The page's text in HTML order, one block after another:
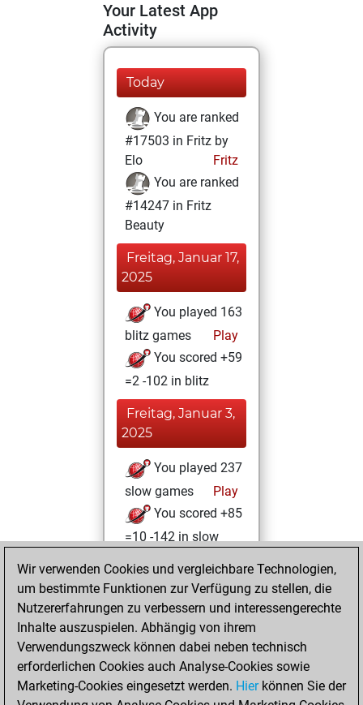
Your Latest App
Activity
Today
You are ranked
#17503 in Fritz by
Elo
Fritz
You are ranked
#14247 in Fritz
Beauty
Freitag, Januar 17,
2025
You played 163
blitz games
Play
You scored +59
=2 -102 in blitz
Freitag, Januar 3,
2025
You played 237
slow games
Play
You scored +85
=10 -142 in slow
Donnerstag, Mai
30, 2024
You achieved a
BeautyScore of 11
Fritz
You
Wir verwenden Cookies und vergleichbare Technologien,
um bestimmte Funktionen zur Verfügung zu stellen, die
Nutzererfahrungen zu verbessern und interessengerechte
Inhalte auszuspielen. Abhängig von ihrem
Verwendungszweck können dabei neben technisch
erforderlichen Cookies auch Analyse-Cookies sowie
Marketing-Cookies eingesetzt werden. Hierkönnen Sie der